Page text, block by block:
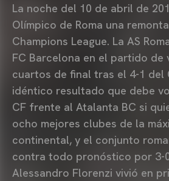
La noche del 10 de abril de
Olímpico de Roma una
Champions League. La AS
FC Barcelona en el partido de
cuartos de final tras el 4-1 del
idéntico resultado que debe
CF frente al Atalanta BC si
ocho mejores clubes de la
continental, y el conjunto
contra todo pronóstico por 3-
Alessandro Florenzi vivió en